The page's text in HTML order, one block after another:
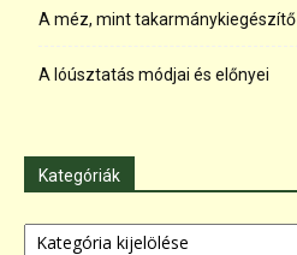
A méz, mint takarmánykiegészítő
A lóúsztatás módjai és előnyei
Kategóriák
Kategóriák